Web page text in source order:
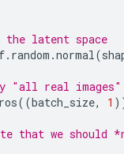
the latent space
. random .normal(
"all real images"
((batch_size, 1
that we should